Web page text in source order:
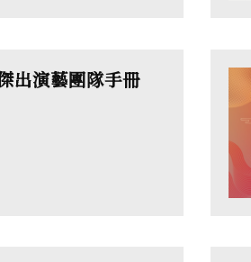
出演藝團隊手冊